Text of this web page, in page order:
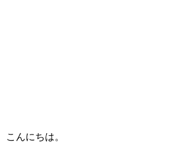
こんにちは。